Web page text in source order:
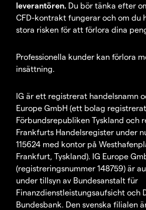
leverantören. Du bör tänka efter
CFD-kontrakt fungerar och om du
stora risken för att förlora dina
Professionella kunder kan förlora
insättning.
IG är ett registrerat handelsnamn
Europe GmbH (ett bolag
Förbundsrepubliken Tyskland och
Frankfurts Handelsregister under
115624 med kontor på
Frankfurt, Tyskland). IG Europe
(registreringsnummer 148759) är
under tillsyn av Bundesanstalt für
Finanzdienstleistungsaufsicht och
Bundesbank. Den svenska filialen